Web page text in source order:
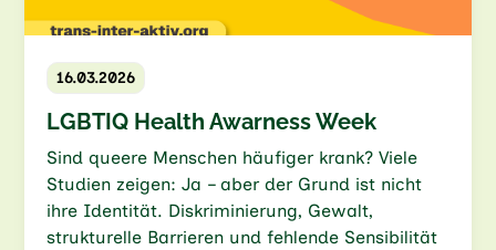
16.03.2026
LGBTIQ Health Awarness Week
Sind queere Menschen häufiger krank? Viele
Studien zeigen: Ja – aber der Grund ist nicht
ihre Identität. Diskriminierung, Gewalt,
strukturelle Barrieren und fehlende Sensibilität